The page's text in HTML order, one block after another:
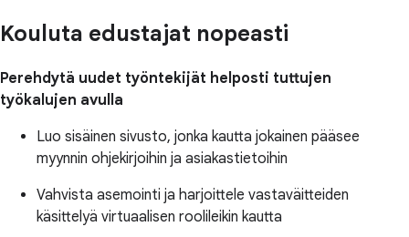
Kouluta edustajat nopeasti
Perehdytä uudet työntekijät helposti tuttujen
työkalujen avulla
Luo sisäinen sivusto, jonka kautta jokainen pääsee
myynnin ohjekirjoihin ja asiakastietoihin
Vahvista asemointi ja harjoittele vastaväitteiden
käsittelyä virtuaalisen roolileikin kautta